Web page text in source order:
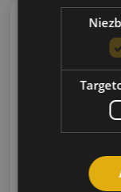
Tuleja Taper